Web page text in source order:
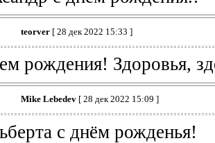
teorver[ 28 дек 2022 15:33 ]
рождения! Здоровья,
Mike Lebedev[ 28 дек 2022 15:09 ]
с днём рожденья!